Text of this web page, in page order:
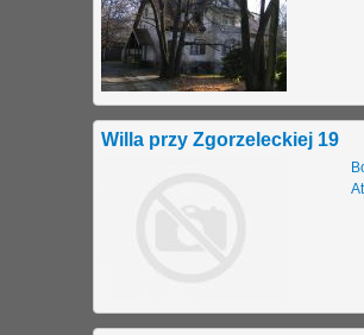
Willa przy Zgorzeleckiej 19